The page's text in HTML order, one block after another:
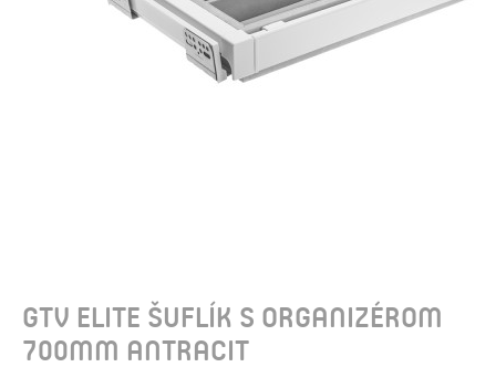
GTV ELITE ŠUFLÍK S ORGANIZÉROM
700MM ANTRACIT